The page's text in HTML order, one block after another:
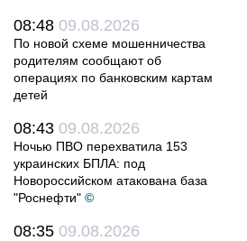
08:48 09.08.2026
По новой схеме мошенничества
родителям сообщают об
операциях по банковским картам
детей
08:43 09.08.2026
Ночью ПВО перехватила 153
украинских БПЛА: под
Новороссийском атакована база
"Роснефти" ©
08:35 09.08.2026